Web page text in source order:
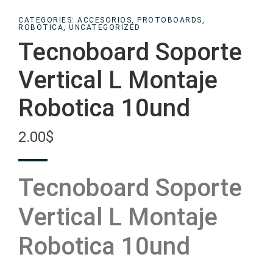
CATEGORIES: ACCESORIOS, PROTOBOARDS,
ROBOTICA, UNCATEGORIZED
Tecnoboard Soporte
Vertical L Montaje
Robotica 10und
2.00$
Tecnoboard Soporte
Vertical L Montaje
Robotica 10und